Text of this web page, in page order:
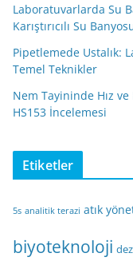
Laboratuvarlarda Su
Karıştırıcılı Su
Pipetlemede Ustalık:
Temel Teknikler
Nem Tayininde Hız
HS153 İncelemesi
Etiketler
5s analitik terazi atık
biyoteknoloji